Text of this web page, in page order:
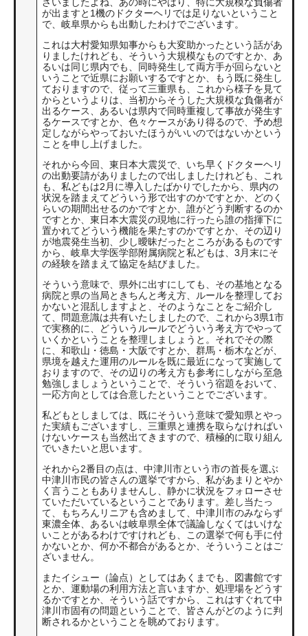
ざいましたよね、あの時にやはり、特に大規模な負傷者
が出ますと1機のドクターヘリでは足りないということ
で、岐阜県からも出動したわけでございます。
これは大村愛知県知事からも大変助かったという話があ
りましたけれども、そういう大規模なものですとか、あ
るいは同じ県内でも、同時発生して両方手が回らないと
いうことで近県にお願いするですとか、もう既に発生し
ておりますので、従って三重県も、これから様子を見て
からというよりは、当初からそうした大規模な負傷者が
出るケース、あるいは県内で同時重複して事故が発生す
るケースですとか、色々ケースがあり得るので、予め想
定しながらやっておいたほうがいいのではないかという
ことを申し上げました。
それから今回、東日本大震災で、いち早くドクターヘリ
の出動要請がありましたので出しましたけれども、これ
も、私どもは2月に導入したばかりでしたから、県内の
状況を踏まえてどういう形で出すのかですとか、どのく
らいの期間出せるのかですとか、誰がどう判断するのか
ですとか、東日本大震災の現地に行ったら誰の指揮下に
置かれてどういう機能を果たすのかですとか、その辺り
が地震発生当初、少し曖昧だったところがあるものです
から、岐阜大学医学部附属病院と私どもは、3月末にそ
の経験を踏まえて協定を結びました。
そういう意味で、県外に出すにしても、その基地となる
病院と県の当局ときちんと考え方、ルールを整理してお
かないと混乱しますよと、そのようなことをご紹介し
て、問題意識は共有いたしましたので、これから3県1市
で実務的に、どういうルールでどういう考え方でやって
いくかということを整理しましょうと。それでその際
に、和歌山・徳島・大阪ですとか、群馬・栃木などが、
県境を越えた運用のルールを既に最近になって実施して
おりますので、その辺りの考え方も参考にしながら至急
勉強しましょうということで、そういう宿題をおいて、
一応方向としては合意したということでございます。
私どもとしましては、既にそういう意味で愛知県とやっ
た実績もございますし、三重県と連携を取らなければい
けないケースも当然出てきますので、積極的に取り組ん
でいきたいと思います。
それから2番目の点は、中津川市という市の首長を選ぶ
中津川市民の皆さんの選挙ですから、私があまりとやか
く言うこともありませんし、静かに状況をフォローさせ
ていただいているということであります。差し当たっ
て、もちろんリニアも含めまして、中津川市のみならず
東濃全体、あるいは岐阜県全体で議論しなくてはいけな
いことがあるわけですけれども、この選挙で何も手に付
かないとか、何か不都合があるとか、そういうことはご
ざいません。
またイシュー（論点）としてはあくまでも、図書館です
とか、運動場の利用方法と言いますか、処理場をどうす
るかですとか、そういう話ですから、これはすぐれて中
津川市固有の問題ということで、皆さんがどのように判
断されるかということを眺めております。